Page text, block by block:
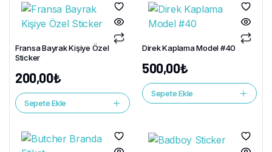
Fransa Bayrak Kişiye Özel
Sticker
200,00₺
Sepete Ekle
Direk Kaplama Model #40
500,00₺
Sepete Ekle